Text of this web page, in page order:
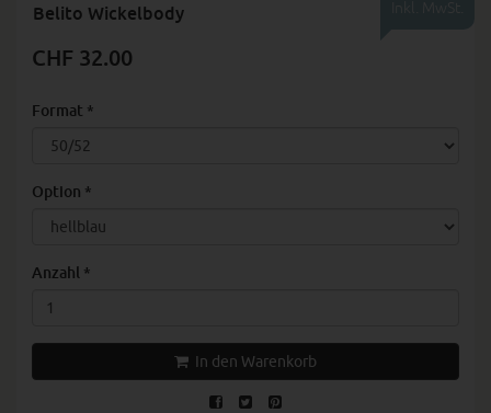
Belito Wickelbody
CHF 32.00
Format *
Option *
Anzahl *
In den Warenkorb